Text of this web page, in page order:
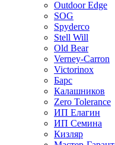
Outdoor Edge
SOG
Spyderco
Stell Will
Old Bear
Verney-Carron
Victorinox
Барс
Калашников
Zero Tolerance
ИП Елагин
ИП Семина
Кизляр